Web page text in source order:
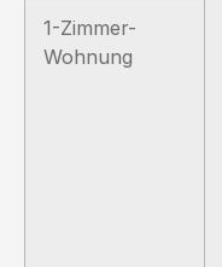
1-Zimmer-
Wohnung